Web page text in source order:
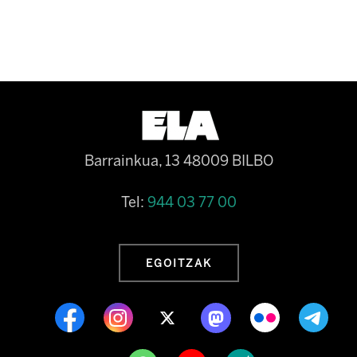
Barrainkua, 13 48009 BILBO
Tel: 944 03 77 00
EGOITZAK